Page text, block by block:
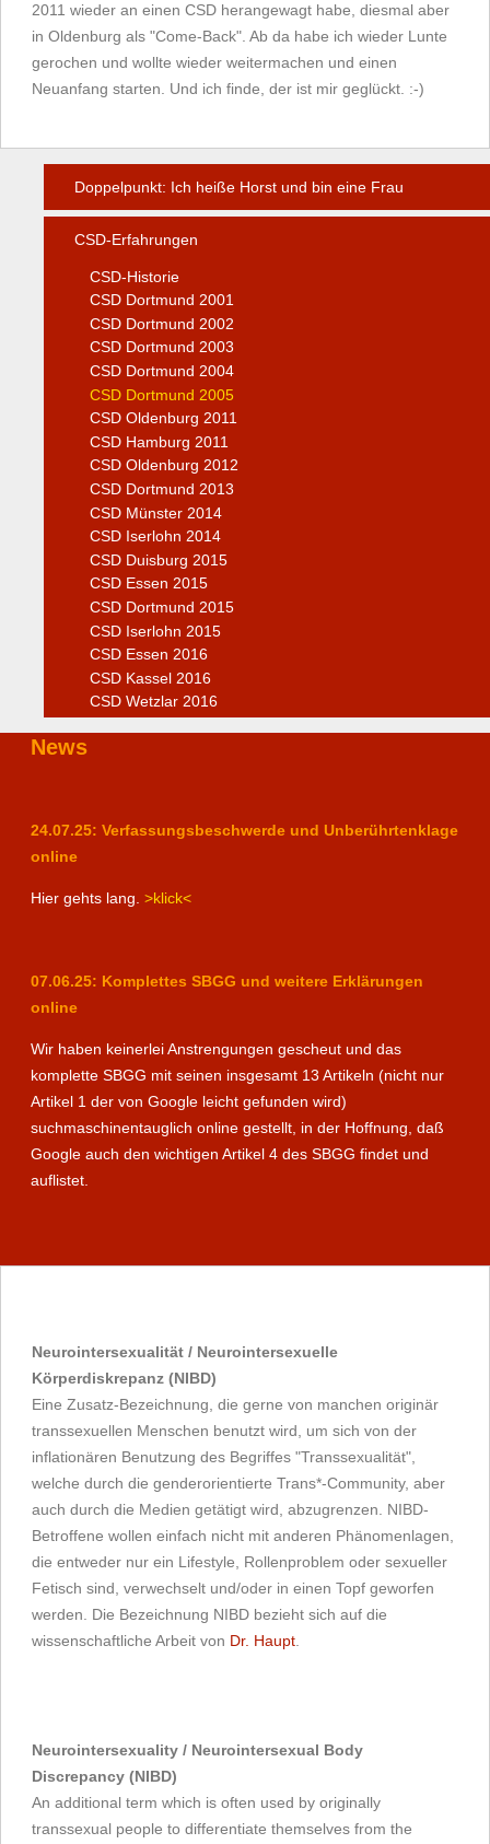
2011 wieder an einen CSD herangewagt habe, diesmal aber
in Oldenburg als "Come-Back". Ab da habe ich wieder Lunte
gerochen und wollte wieder weitermachen und einen
Neuanfang starten. Und ich finde, der ist mir geglückt. :-)
Doppelpunkt: Ich heiße Horst und bin eine Frau
CSD-Erfahrungen
CSD-Historie
CSD Dortmund 2001
CSD Dortmund 2002
CSD Dortmund 2003
CSD Dortmund 2004
CSD Dortmund 2005
CSD Oldenburg 2011
CSD Hamburg 2011
CSD Oldenburg 2012
CSD Dortmund 2013
CSD Münster 2014
CSD Iserlohn 2014
CSD Duisburg 2015
CSD Essen 2015
CSD Dortmund 2015
CSD Iserlohn 2015
CSD Essen 2016
CSD Kassel 2016
CSD Wetzlar 2016
News
24.07.25: Verfassungsbeschwerde und Unberührtenklage
online
Hier gehts lang. >klick<
07.06.25: Komplettes SBGG und weitere Erklärungen
online
Wir haben keinerlei Anstrengungen gescheut und das
komplette SBGG mit seinen insgesamt 13 Artikeln (nicht nur
Artikel 1 der von Google leicht gefunden wird)
suchmaschinentauglich online gestellt, in der Hoffnung, daß
Google auch den wichtigen Artikel 4 des SBGG findet und
auflistet.
Neurointersexualität / Neurointersexuelle
Körperdiskrepanz (NIBD)
Eine Zusatz-Bezeichnung, die gerne von manchen originär
transsexuellen Menschen benutzt wird, um sich von der
inflationären Benutzung des Begriffes "Transsexualität",
welche durch die genderorientierte Trans*-Community, aber
auch durch die Medien getätigt wird, abzugrenzen. NIBD-
Betroffene wollen einfach nicht mit anderen Phänomenlagen,
die entweder nur ein Lifestyle, Rollenproblem oder sexueller
Fetisch sind, verwechselt und/oder in einen Topf geworfen
werden. Die Bezeichnung NIBD bezieht sich auf die
wissenschaftliche Arbeit von Dr. Haupt
Neurointersexuality / Neurointersexual Body
Discrepancy (NIBD)
An additional term which is often used by originally
transsexual people to differentiate themselves from the